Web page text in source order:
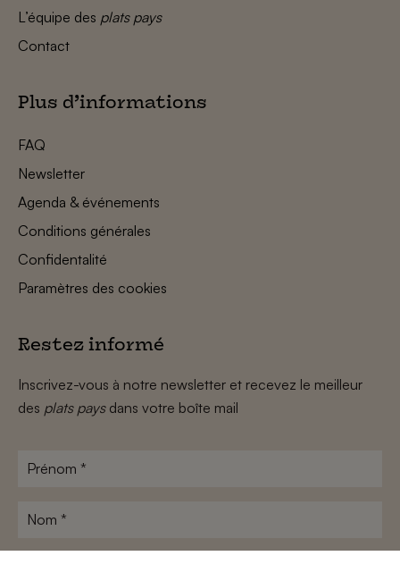
L’équipe des plats pays
Contact
Plus d’informations
FAQ
Newsletter
Agenda & événements
Conditions générales
Confidentalité
Paramètres des cookies
Restez informé
Inscrivez-vous à notre newsletter et recevez le meilleur
des plats paysdans votre boîte mail
Prénom
Nom